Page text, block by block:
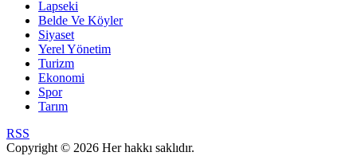
Lapseki
Belde Ve Köyler
Siyaset
Yerel Yönetim
Turizm
Ekonomi
Spor
Tarım
RSS
Copyright © 2026 Her hakkı saklıdır.